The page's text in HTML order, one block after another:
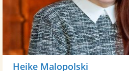
Heike Malopolski